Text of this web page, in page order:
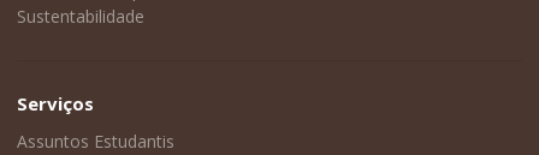
Sustentabilidade
Serviços
Assuntos Estudantis